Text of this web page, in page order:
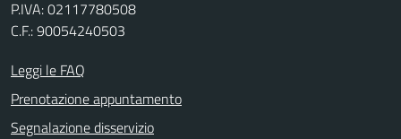
P.IVA: 02117780508
C.F.: 90054240503
Leggi le FAQ
Prenotazione appuntamento
Segnalazione disservizio